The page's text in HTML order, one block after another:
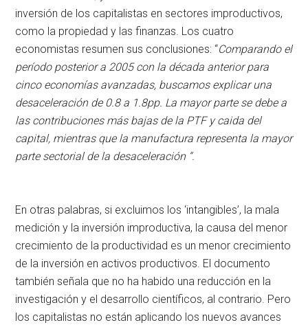
inversión de los capitalistas en sectores improductivos,
como la propiedad y las finanzas. Los cuatro
economistas resumen sus conclusiones: “Comparando el
período posterior a 2005 con la década anterior para
cinco economías avanzadas, buscamos explicar una
desaceleración de 0.8 a 1.8pp. La mayor parte se debe a
las contribuciones más bajas de la PTF y caida del
capital, mientras que la manufactura representa la mayor
parte sectorial de la desaceleración “.
En otras palabras, si excluimos los ‘intangibles’, la mala
medición y la inversión improductiva, la causa del menor
crecimiento de la productividad es un menor crecimiento
de la inversión en activos productivos. El documento
también señala que no ha habido una reducción en la
investigación y el desarrollo científicos, al contrario. Pero
los capitalistas no están aplicando los nuevos avances